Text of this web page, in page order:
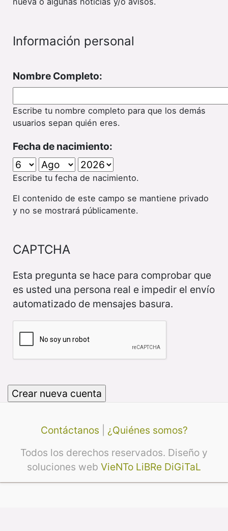
Información personal
Nombre Completo:
Escribe tu nombre completo para que los demás
usuarios sepan quién eres.
Fecha de nacimiento:
Escribe tu fecha de nacimiento.
El contenido de este campo se mantiene privado
y no se mostrará públicamente.
CAPTCHA
Esta pregunta se hace para comprobar que
es usted una persona real e impedir el envío
automatizado de mensajes basura.
Contáctanos
¿Quiénes somos?
Todos los derechos reservados. Diseño y
soluciones web VieNTo LiBRe DiGiTaL